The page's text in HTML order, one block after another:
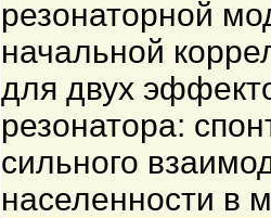
резонаторной
начальной
для двух
резонатора:
сильного
населенности в